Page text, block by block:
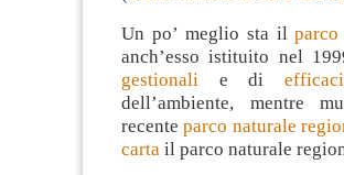
Un po’ meglio sta il
anch’esso istituito nel
gestionali
e di
dell’ambiente, mentre
recenteparco naturale
carta il parco naturale